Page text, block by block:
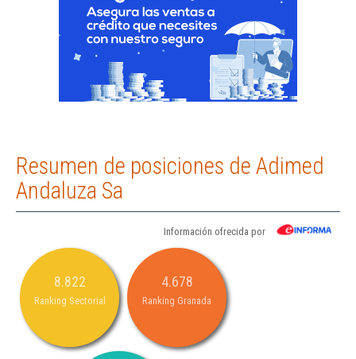
Resumen de posiciones de Adimed
Andaluza Sa
Información ofrecida por
8.822
Ranking Sectorial
4.678
Ranking Granada